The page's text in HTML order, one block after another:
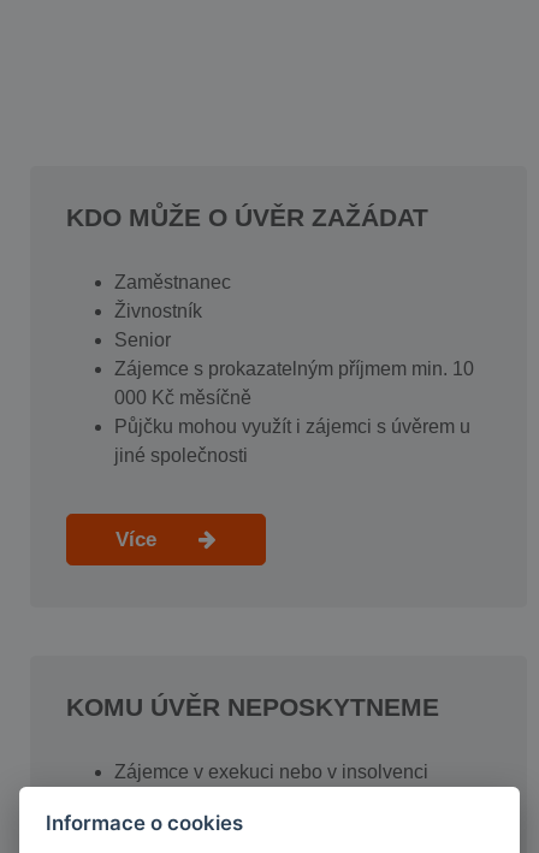
KDO MŮŽE O ÚVĚR ZAŽÁDAT
Zaměstnanec
Živnostník
Senior
Zájemce s prokazatelným příjmem min. 10
000 Kč měsíčně
Půjčku mohou využít i zájemci s úvěrem u
jiné společnosti
Více
KOMU ÚVĚR NEPOSKYTNEME
Zájemce v exekuci nebo v insolvenci
Živnostník podnikající dobu kratší než 6
Informace o cookies